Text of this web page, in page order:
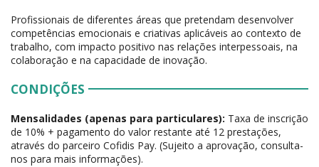
Profissionais de diferentes áreas que pretendam desenvolver
competências emocionais e criativas aplicáveis ao contexto de
trabalho, com impacto positivo nas relações interpessoais, na
colaboração e na capacidade de inovação.
CONDIÇÕES
Mensalidades (apenas para particulares): Taxa de inscrição
de 10% + pagamento do valor restante até 12 prestações,
através do parceiro Cofidis Pay. (Sujeito a aprovação, consulta-
nos para mais informações).